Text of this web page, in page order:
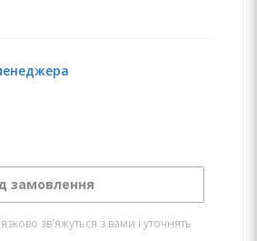
замовлення
зв'яжуться з вами і уточнять